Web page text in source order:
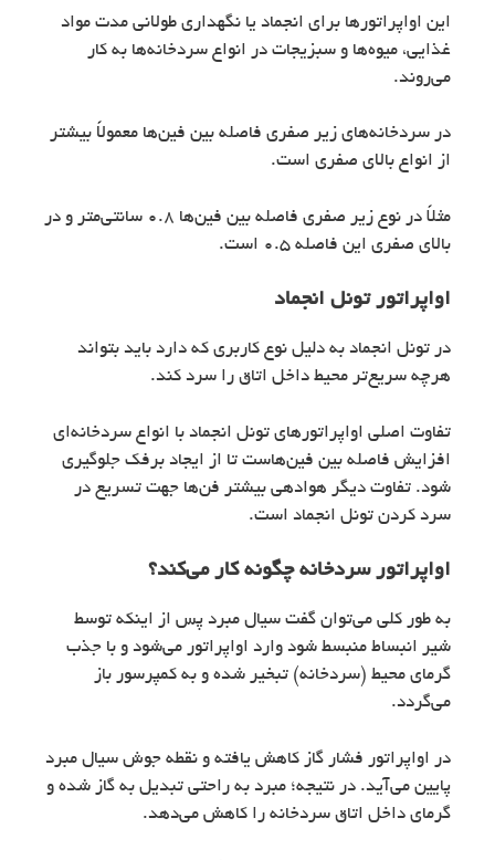
این اواپراتورها برای انجماد یا نگهداری طولانی مدت مواد
غذایی، میوه‌ها و سبزیجات در انواع سردخانه‌ها به کار
می‌روند.
در سردخانه‌های زیر صفری فاصله بین فین‌ها معمولاً بیشتر
از انواع بالای صفری است.
مثلاً در نوع زیر صفری فاصله بین فین‌ها 0.8 سانتی‌متر و در
بالای صفری این فاصله 0.5 است.
اواپراتورتونل انجماد
در تونل انجماد به دلیل نوع کاربری که دارد باید بتواند
هرچه سریع‌تر محیط داخل اتاق را سرد کند.
تفاوت اصلی اواپراتورهای تونل انجماد با انواع سردخانه‌ای
افزایش فاصله بین فین‌هاست تا از ایجاد برفک جلوگیری
شود. تفاوت دیگر هوادهی بیشتر فن‌ها جهت تسریع در
سرد کردن تونل انجماد است.
اواپراتور سردخانه چگونه کار می‌کند؟
به طور کلی می‌توان گفت سیال مبرد پس از اینکه توسط
شیر انبساط منبسط شود وارد اواپراتور می‌شود و با جذب
گرمای محیط (سردخانه) تبخیر شده و به کمپرسور باز
می‌گردد.
در اواپراتور فشار گاز کاهش یافته و نقطه جوش سیال مبرد
پایین می‌آید. در نتیجه؛ مبرد به راحتی تبدیل به گاز شده و
گرمای داخل اتاق سردخانه را کاهش می‌دهد.